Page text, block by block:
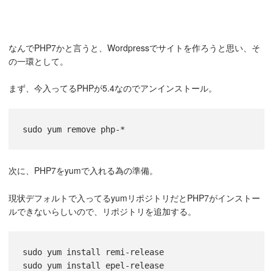
なんでPHP7かと言うと、Wordpressでサイトを作ろうと思い、そ
の一環として。
まず、今入ってるPHPが5.4なのでアンインストール。
sudo yum remove php-*
次に、PHP7をyumで入れる為の準備。
現状デフォルトで入ってるyumリポジトリだとPHP7がインストー
ルできないらしいので、リポジトリを追加する。
sudo yum install remi-release
sudo yum install epel-release